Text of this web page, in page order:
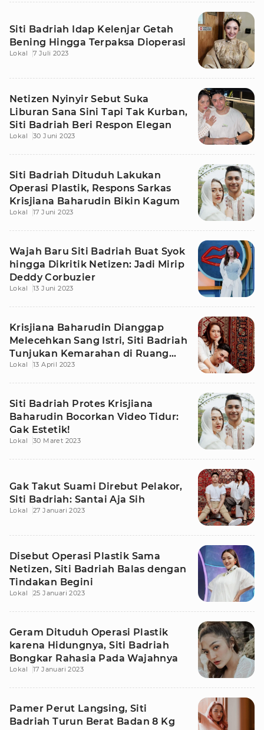
Siti Badriah Idap Kelenjar Getah
Bening Hingga Terpaksa Dioperasi
Lokal 7 Juli 2023
Netizen Nyinyir Sebut Suka
Liburan Sana Sini Tapi Tak Kurban,
Siti Badriah Beri Respon Elegan
Lokal 30 Juni 2023
Siti Badriah Dituduh Lakukan
Operasi Plastik, Respons Sarkas
Krisjiana Baharudin Bikin Kagum
Lokal 17 Juni 2023
Wajah Baru Siti Badriah Buat Syok
hingga Dikritik Netizen: Jadi Mirip
Deddy Corbuzier
Lokal 13 Juni 2023
Krisjiana Baharudin Dianggap
Melecehkan Sang Istri, Siti Badriah
Tunjukan Kemarahan di Ruang
Publik
Lokal 13 April 2023
Siti Badriah Protes Krisjiana
Baharudin Bocorkan Video Tidur:
Gak Estetik!
Lokal 30 Maret 2023
Gak Takut Suami Direbut Pelakor,
Siti Badriah: Santai Aja Sih
Lokal 27 Januari 2023
Disebut Operasi Plastik Sama
Netizen, Siti Badriah Balas dengan
Tindakan Begini
Lokal 25 Januari 2023
Geram Dituduh Operasi Plastik
karena Hidungnya, Siti Badriah
Bongkar Rahasia Pada Wajahnya
Lokal 17 Januari 2023
Pamer Perut Langsing, Siti
Badriah Turun Berat Badan 8 Kg